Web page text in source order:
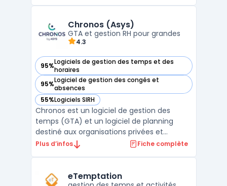
paie en ligne en toute conformité avec les
réglementations e ...
Chronos (Asys)
GTA et gestion RH pour grandes
4.3
95%Logiciels de gestion des temps et des
horaires
— voir Chronos (Asys) dans cette catégorie
95%Logiciel de gestion des congés et
absences
— voir Chronos (Asys) dans cette catégorie
55%Logiciels SIRH
— voir Chronos (Asys) dans cette catégorie
Chronos est un logiciel de gestion des
temps (GTA) et un logiciel de planning
destiné aux organisations privées et
publiques. La solution couvre la gestion des
adaptés aux RH, managers et
Plus d’infos Fiche complète
eTemptation